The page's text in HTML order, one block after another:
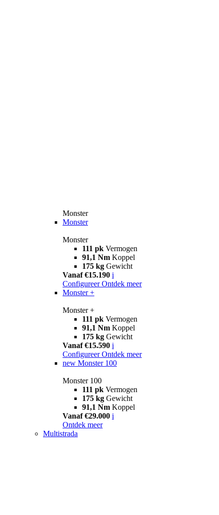
Monster
Monster
Monster
111 pk Vermogen
91,1 Nm Koppel
175 kg Gewicht
Vanaf €15.190 i
Configureer Ontdek meer
Monster +
Monster +
111 pk Vermogen
91,1 Nm Koppel
175 kg Gewicht
Vanaf €15.590 i
Configureer Ontdek meer
new Monster 100
Monster 100
111 pk Vermogen
175 kg Gewicht
91,1 Nm Koppel
Vanaf €29.000 i
Ontdek meer
Multistrada